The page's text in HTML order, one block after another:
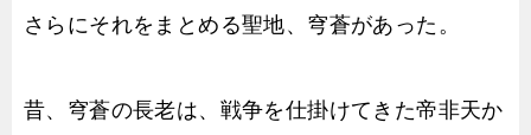
さらにそれをまとめる聖地、穹蒼があった。
昔、穹蒼の長老は、戦争を仕掛けてきた帝非天か